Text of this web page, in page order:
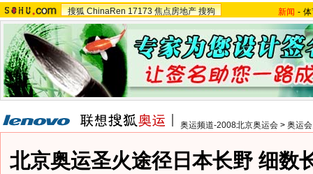
搜狐 ChinaRen 17173 焦点房地产 搜狗 新闻 -
奥运频道-2008北京奥运会 > 奥运
北京奥运圣火途径日本长野 细数